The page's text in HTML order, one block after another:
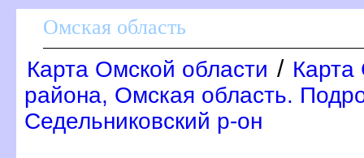
Омская область
Карта Омской области / Карта
района, Омская область.
Седельниковский р-он